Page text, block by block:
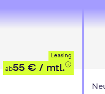
Leasing
ab55 € / mtl.